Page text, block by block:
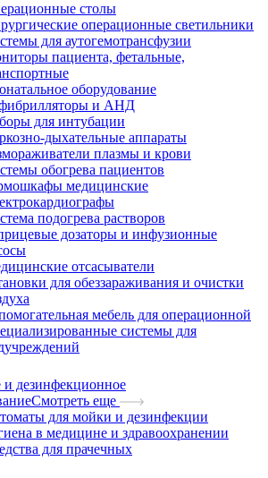
столы
операционные светильники
для аутогемотрансфузии
пациента, фетальные,
оборудование
и АНД
для интубации
дыхательные аппараты
плазмы и крови
обогрева пациентов
медицинские
подогрева растворов
дозаторы и инфузионные
отсасыватели
для обеззараживания и очистки
мебель для операционной
системы для
дезинфекционное
Смотреть еще
для мойки и дезинфекции
в медицине и здравоохранении
для прачечных